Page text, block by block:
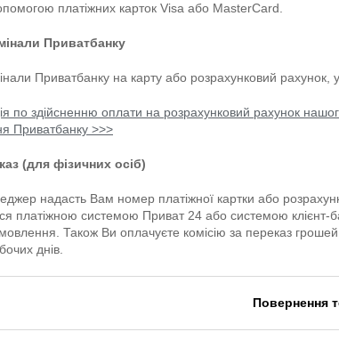
платіжних карток Visa або MasterCard.
Приватбанку
Приватбанку на карту або розрахунковий рахунок, у
по здійсненню оплати на розрахунковий рахунок
Приватбанку >>>
(для фізичних осіб)
надасть Вам номер платіжної картки або
платіжною системою Приват 24 або системою клієнт-
Також Ви оплачуєте комісію за переказ
днів.
Повернення